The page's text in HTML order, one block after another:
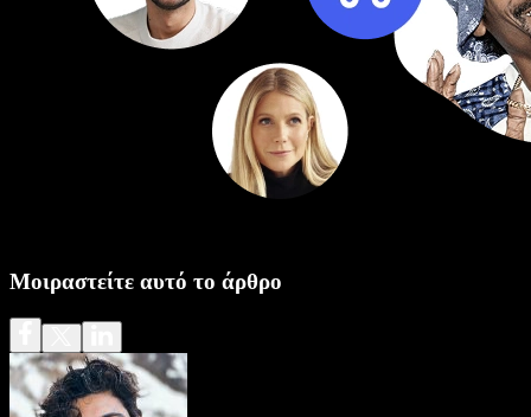
Μοιραστείτε αυτό το άρθρο